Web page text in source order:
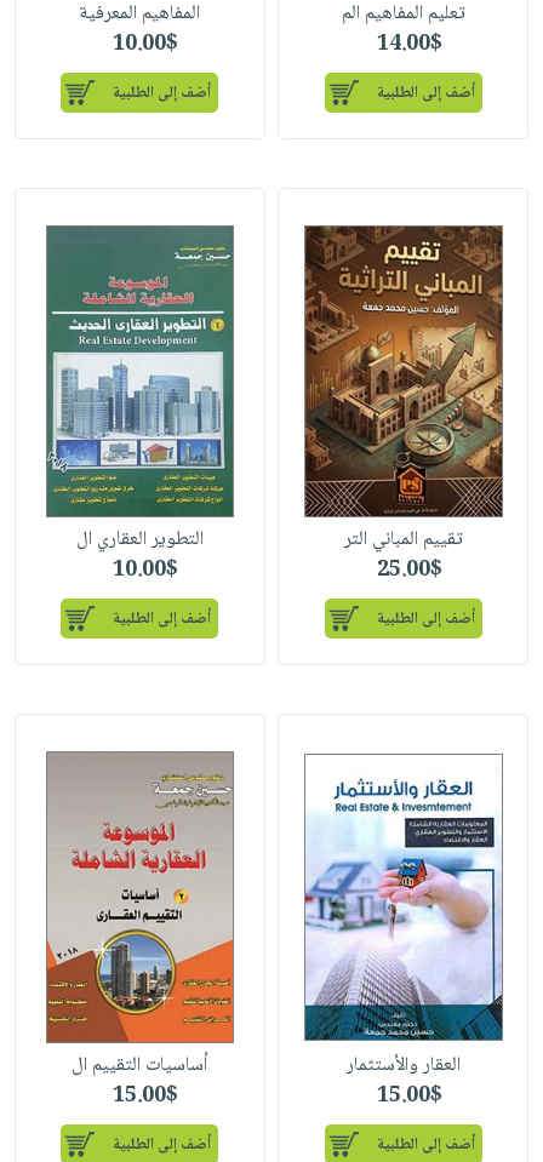
تعلیم المفاهیم الم
14.00$
أضف إلى الطلبية
المفاهیم المعرفیة
10.00$
أضف إلى الطلبية
تقييم المباني التر
25.00$
أضف إلى الطلبية
التطوير العقاري ال
10.00$
أضف إلى الطلبية
العقار والأستثمار
15.00$
أضف إلى الطلبية
أساسيات التقييم ال
15.00$
أضف إلى الطلبية